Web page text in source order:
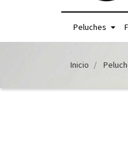
Peluches
Inicio